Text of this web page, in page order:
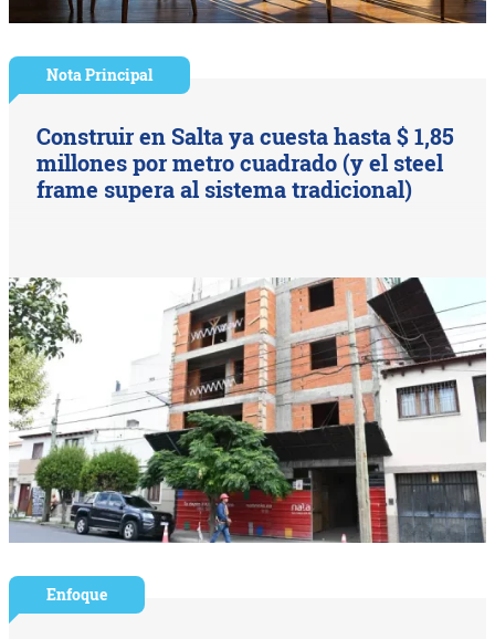
Nota Principal
Construir en Salta ya cuesta hasta $ 1,85
millones por metro cuadrado (y el steel
frame supera al sistema tradicional)
Enfoque